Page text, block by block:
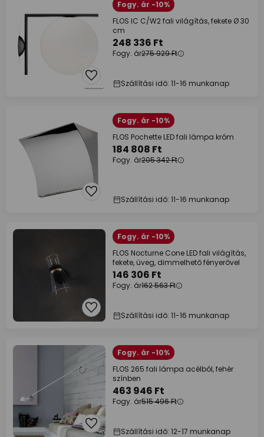
Fogy. ár -10%
FLOS IC C/W2 fali világítás, fekete Ø 30
cm
248 336 Ft
Fogy. ár275 929 Ft
Szállítási idő: 11-16 munkanap
Fogy. ár -10%
FLOS Pochette LED fali lámpa króm
184 808 Ft
Fogy. ár205 342 Ft
Szállítási idő: 11-16 munkanap
Fogy. ár -10%
FLOS Nocturne Cone LED fali világítás,
fekete, üveg, dimmelhető fényerővel
146 306 Ft
Fogy. ár162 563 Ft
Szállítási idő: 11-16 munkanap
Fogy. ár -10%
FLOS 265 fali lámpa acélból, fehér
színben
463 946 Ft
Fogy. ár515 496 Ft
Szállítási idő: 12-17 munkanap